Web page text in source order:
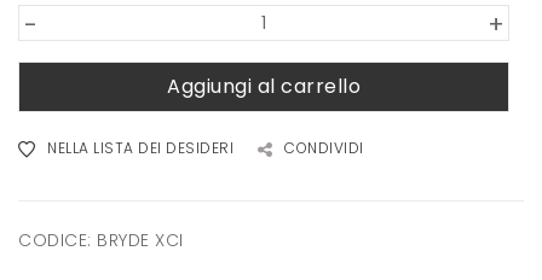
+
-
Aggiungi al carrello
NELLA LISTA DEI DESIDERI CONDIVIDI
CODICE: BRYDE XCI